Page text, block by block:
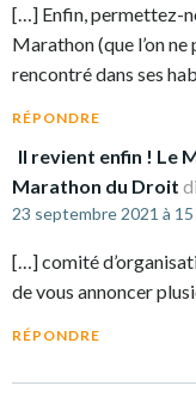
[…] Enfin, permettez-
Marathon (que l’on
rencontré dans ses
RÉPONDRE
Il revient enfin ! Le
Marathon du Droit
23 septembre 2021 à 15
[…] comité
de vous annoncer
RÉPONDRE